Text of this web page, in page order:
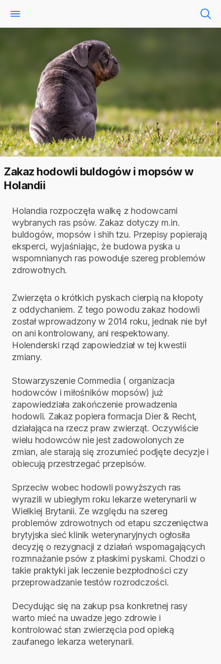
Zakaz hodowli buldogów i mopsów w
Holandii
Holandia rozpoczęła walkę z hodowcami
wybranych ras psów. Zakaz dotyczy m.in.
buldogów, mopsów i shih tzu. Przepisy popierają
eksperci, wyjaśniając, że budowa pyska u
wspomnianych ras powoduje szereg problemów
zdrowotnych.
Zwierzęta o krótkich pyskach cierpią na kłopoty
z oddychaniem. Z tego powodu zakaz hodowli
został wprowadzony w 2014 roku, jednak nie był
on ani kontrolowany, ani respektowany.
Holenderski rząd zapowiedział w tej kwestii
zmiany.
Stowarzyszenie Commedia ( organizacja
hodowców i miłośników mopsów) już
zapowiedziała zakończenie prowadzenia
hodowli. Zakaz popiera formacja Dier & Recht,
działająca na rzecz praw zwierząt. Oczywiście
wielu hodowców nie jest zadowolonych ze
zmian, ale starają się zrozumieć podjęte decyzje i
obiecują przestrzegać przepisów.
Sprzeciw wobec hodowli powyższych ras
wyrazili w ubiegłym roku lekarze weterynarii w
Wielkiej Brytanii. Ze względu na szereg
problemów zdrowotnych od etapu szczenięctwa
brytyjska sieć klinik weterynaryjnych ogłosiła
decyzję o rezygnacji z działań wspomagających
rozmnażanie psów z płaskimi pyskami. Chodzi o
takie praktyki jak leczenie bezpłodności czy
przeprowadzanie testów rozrodczości.
Decydując się na zakup psa konkretnej rasy
warto mieć na uwadze jego zdrowie i
kontrolować stan zwierzęcia pod opieką
zaufanego lekarza weterynarii.